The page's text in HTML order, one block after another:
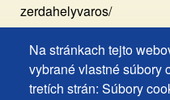
Na stránkach tejto
vybrané vlastné súbory
tretích strán: Súbory
zerdahelyvaros/
Footer
Vyhlásenie o prístupnosti
Často kladené otázky